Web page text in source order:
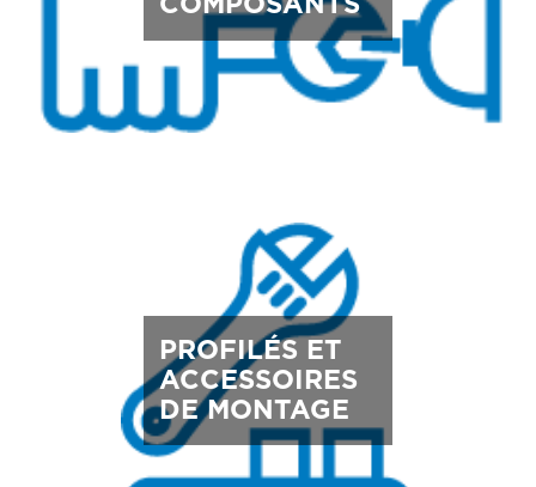
PROFILÉS ET
ACCESSOIRES
DE MONTAGE